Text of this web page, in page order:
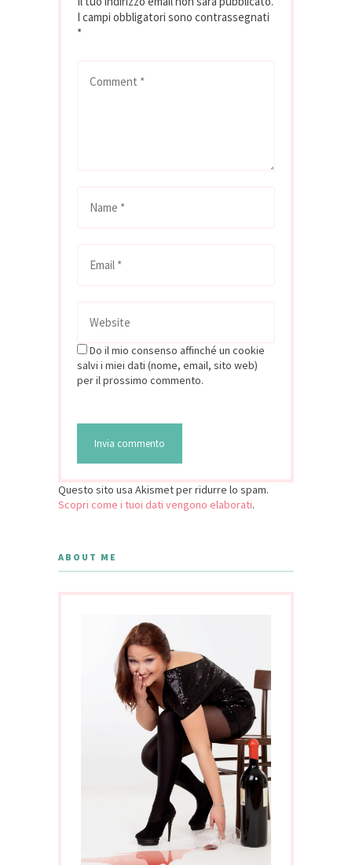
I campi obbligatori sono contrassegnati
*
Do il mio consenso affinché un cookie
salvi i miei dati (nome, email, sito web)
per il prossimo commento.
Questo sito usa Akismet per ridurre lo spam.
Scopri come i tuoi dati vengono elaborati.
ABOUT ME